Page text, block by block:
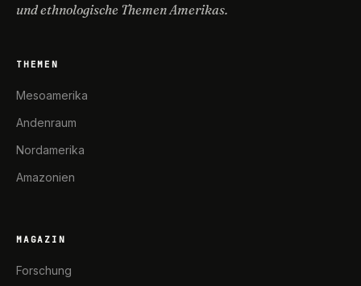
und ethnologische Themen Amerikas.
THEMEN
Mesoamerika
Andenraum
Nordamerika
Amazonien
MAGAZIN
Forschung